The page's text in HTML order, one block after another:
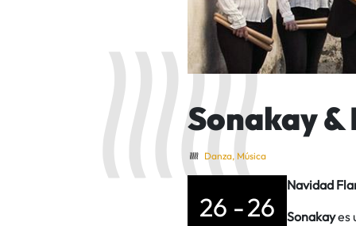
Sonakay
Danza, Música
26 -26
Navidad
Sonakayes